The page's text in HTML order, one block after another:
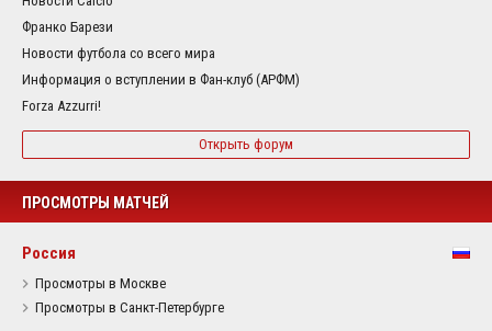
Франко Барези
Новости футбола со всего мира
Информация о вступлении в Фан-клуб (АРФМ)
Forza Azzurri!
Открыть форум
ПРОСМОТРЫ МАТЧЕЙ
Россия
Просмотры в Москве
Просмотры в Санкт-Петербурге